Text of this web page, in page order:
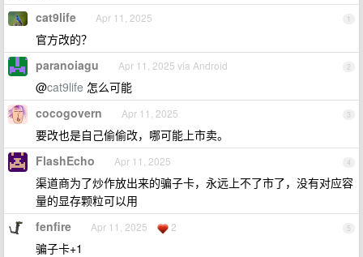
1
cat9life Apr 11, 2025
官方改的？
2
paranoiagu Apr 11, 2025 via Android
@cat9life 怎么可能
3
cocogovern Apr 11, 2025
要改也是自己偷偷改，哪可能上市卖。
4
FlashEcho Apr 11, 2025
渠道商为了炒作放出来的骗子卡，永远上不了市了，没有对应容
量的显存颗粒可以用
5
fenfire Apr 11, 2025 2
骗子卡+1